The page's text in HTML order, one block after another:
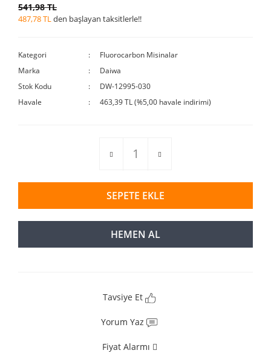
541,98 TL
487,78 TLden başlayan taksitlerle!!
Kategori
Fluorocarbon Misinalar
Marka
Daiwa
Stok Kodu
DW-12995-030
Havale
463,39 TL (%5,00 havale indirimi)
SEPETE EKLE
HEMEN AL
Tavsiye Et
Yorum Yaz
Fiyat Alarmı